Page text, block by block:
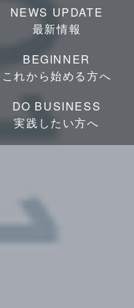
NEWS UPDATE
最新情報
BEGINNER
これから始める方へ
DO BUSINESS
実践したい方へ